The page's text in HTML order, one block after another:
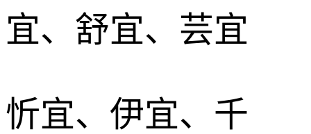
宜、舒宜、芸宜
忻宜、伊宜、千